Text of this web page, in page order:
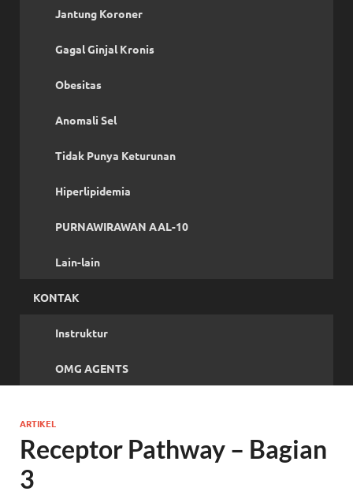
Jantung Koroner
Gagal Ginjal Kronis
Obesitas
Anomali Sel
Tidak Punya Keturunan
Hiperlipidemia
PURNAWIRAWAN AAL-10
Lain-lain
KONTAK
Instruktur
OMG AGENTS
ARTIKEL
Receptor Pathway – Bagian
3